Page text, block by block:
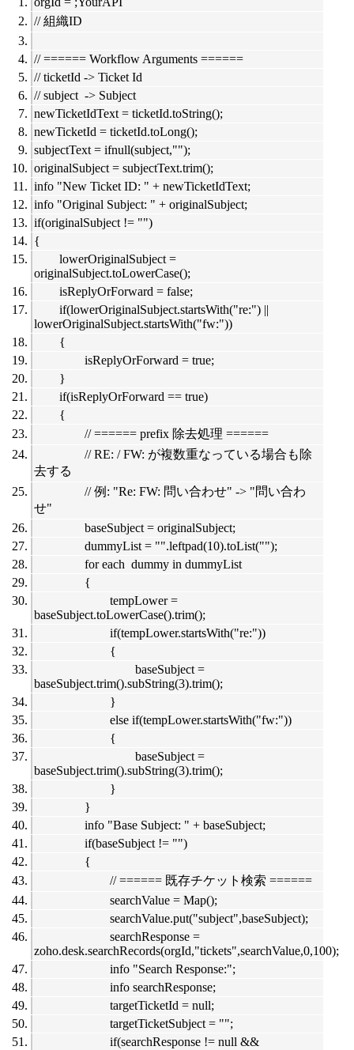
// 組織ID
// ====== Workflow Arguments ======
// ticketId -> Ticket Id
// subject -> Subject
newTicketIdText = ticketId.toString();
newTicketId = ticketId.toLong();
subjectText = ifnull(subject,"");
originalSubject = subjectText.trim();
info "New Ticket ID: " + newTicketIdText;
info "Original Subject: " + originalSubject;
if(originalSubject != "")
{
lowerOriginalSubject =
originalSubject.toLowerCase();
isReplyOrForward = false;
if(lowerOriginalSubject.startsWith("re:") ||
lowerOriginalSubject.startsWith("fw:"))
{
isReplyOrForward = true;
}
if(isReplyOrForward == true)
{
// ====== prefix 除去処理 ======
// RE: / FW: が複数重なっている場合も除
去する
// 例: "Re: FW: 問い合わせ" -> "問い合わ
せ"
baseSubject = originalSubject;
dummyList = "".leftpad(10).toList("");
for each dummy in dummyList
{
tempLower =
baseSubject.toLowerCase().trim();
if(tempLower.startsWith("re:"))
{
baseSubject =
baseSubject.trim().subString(3).trim();
}
else if(tempLower.startsWith("fw:"))
{
baseSubject =
baseSubject.trim().subString(3).trim();
}
}
info "Base Subject: " + baseSubject;
if(baseSubject != "")
{
// ====== 既存チケット検索 ======
searchValue = Map();
searchValue.put("subject",baseSubject);
searchResponse =
zoho.desk.searchRecords(orgId,"tickets",searchValue,0,100);
info "Search Response:";
info searchResponse;
targetTicketId = null;
targetTicketSubject = "";
if(searchResponse != null &&